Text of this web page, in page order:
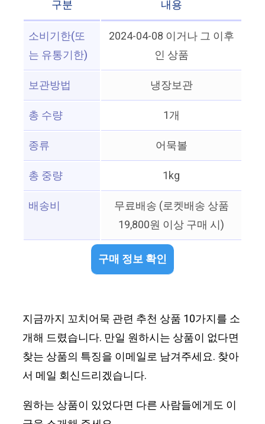
구분
내용
소비기한(또
는 유통기한)
2024-04-08 이거나 그 이후
인 상품
보관방법
냉장보관
총 수량
1개
종류
어묵볼
총 중량
1kg
배송비
무료배송 (로켓배송 상품
19,800원 이상 구매 시)
구매 정보 확인
지금까지 꼬치어묵 관련 추천 상품 10가지를 소
개해 드렸습니다. 만일 원하시는 상품이 없다면
찾는 상품의 특징을 이메일로 남겨주세요. 찾아
서 메일 회신드리겠습니다.
원하는 상품이 있었다면 다른 사람들에게도 이